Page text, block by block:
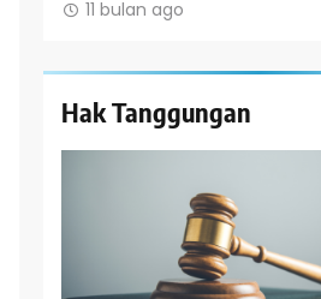
11 bulan ago
Hak Tanggungan